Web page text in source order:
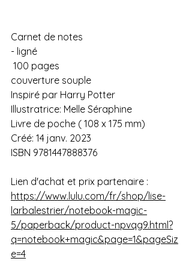
Carnet de notes
- ligné
100 pages
couverture souple
Inspiré par Harry Potter
Illustratrice: Melle Séraphine
Livre de poche ( 108 x 175 mm)
Créé: 14 janv. 2023
ISBN 9781447888376
Lien d'achat et prix partenaire :
https://www.lulu.com/fr/shop/lise-
larbalestrier/notebook-magic-
5/paperback/product-npvqg9.html?
q=notebook+magic&page=1&pageSiz
e=4